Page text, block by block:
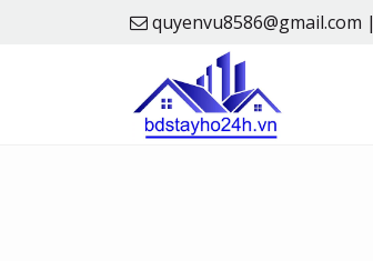
quyenvu8586@gmail.com |